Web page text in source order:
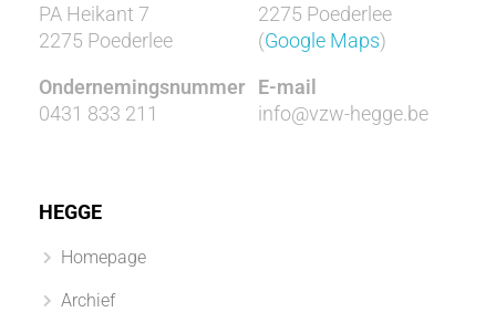
PA Heikant 7
2275 Poederlee
Ondernemingsnummer
0431 833 211
2275 Poederlee
(Google Maps)
E-mail
info@vzw-hegge.be
HEGGE
Homepage
Archief